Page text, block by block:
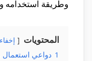
وطريقة استخدامه
المحتويات إخفاء
1 دواعي استعمال